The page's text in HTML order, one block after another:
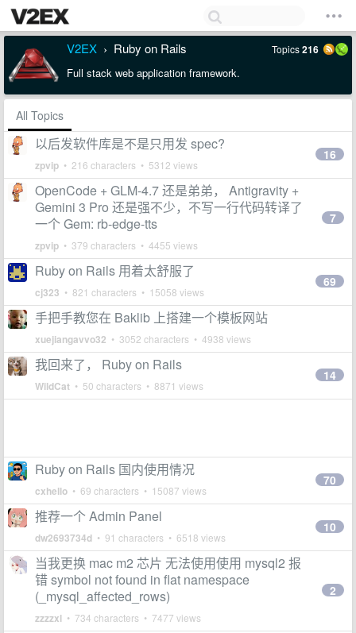
V2EX › Ruby on Rails Topics216
Full stack web application framework.
All Topics
以后发软件库是不是只用发 spec?
zpvip • 216 characters • 5312 views
16
OpenCode + GLM-4.7 还是弟弟， Antigravity +
Gemini 3 Pro 还是强不少，不写一行代码转译了
一个 Gem: rb-edge-tts
zpvip • 379 characters • 4455 views
7
Ruby on Rails 用着太舒服了
cj323 • 821 characters • 15058 views
69
手把手教您在 Baklib 上搭建一个模板网站
xuejiangavvo32 • 3052 characters • 4938 views
我回来了， Ruby on Rails
WildCat • 50 characters • 8871 views
14
Ruby on Rails 国内使用情况
cxhello • 69 characters • 15087 views
70
推荐一个 Admin Panel
dw2693734d • 91 characters • 6518 views
10
当我更换 mac m2 芯片 无法使用使用 mysql2 报
错 symbol not found in flat namespace
(_mysql_affected_rows)
zzzzxl • 734 characters • 7477 views
2